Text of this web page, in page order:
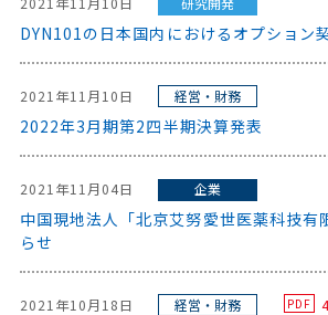
DYN101の日本国内におけるオプション
2021年11月10日 経営・財務
2022年3月期第2四半期決算発表
2021年11月04日 企業
中国現地法人「北京艾努愛世医薬科技有
らせ
2021年10月18日 経営・財務 PDF